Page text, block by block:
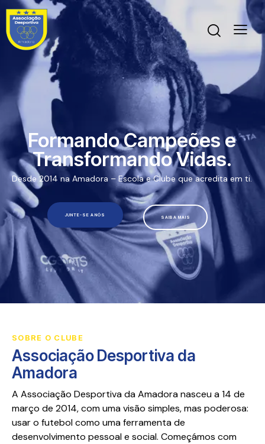
SAIBA MAIS
JUNTE-SE A NÓS
Desde 2014 na Amadora – Escola e Clube que acredita em ti.
Formando Campeões e
Transformando Vidas.
SOBRE O CLUBE
Associação Desportiva da
Amadora
A Associação Desportiva da Amadora nasceu a 14 de
março de 2014, com uma visão simples, mas poderosa:
usar o futebol como uma ferramenta de
desenvolvimento pessoal e social. Começámos com